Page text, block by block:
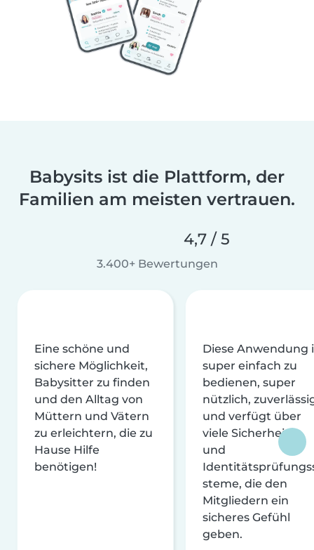
Babysits ist die Plattform, der
Familien am meisten vertrauen.
4,7 / 5
3.400+ Bewertungen
Eine schöne und
sichere Möglichkeit,
Babysitter zu finden
und den Alltag von
Müttern und Vätern
zu erleichtern, die zu
Hause Hilfe
benötigen!
Diese Anwendung
super einfach zu
bedienen, super
nützlich,
und verfügt über
viele Sicherheits-
und
steme, die den
Mitgliedern ein
sicheres Gefühl
geben.